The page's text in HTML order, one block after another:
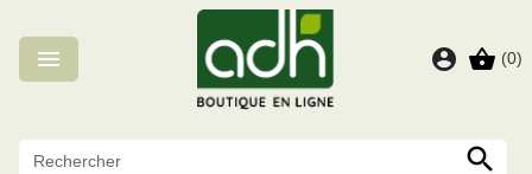
 account_circle shopping_basket (0)

Panneau de gestion des cookies